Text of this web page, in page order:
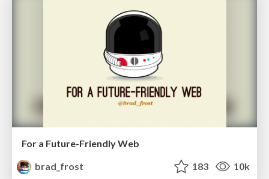
For a Future-Friendly Web
brad_frost
183 10k